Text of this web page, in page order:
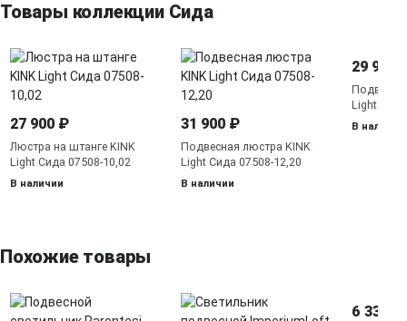
Товары коллекции Сида
27 900 ₽
Люстра на штанге KINK
Light Сида 07508-10,02
В наличии
31 900 ₽
Подвесная люстра KINK
Light Сида 07508-12,20
В наличии
29 900
Light
В наличии
Похожие товары
6 330 ₽